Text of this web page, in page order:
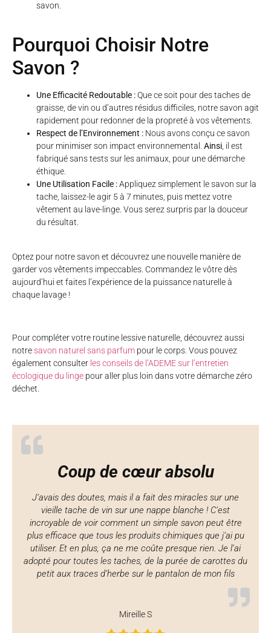
savon.
Pourquoi Choisir Notre
Savon ?
Une Efficacité Redoutable :Que ce soit pour des taches de
graisse, de vin ou d’autres résidus difficiles, notre savon agit
rapidement pour redonner de la propreté à vos vêtements.
Respect de l’Environnement : Nous avons conçu ce savon
pour minimiser son impact environnemental. Ainsi, il est
fabriqué sans tests sur les animaux, pour une démarche
éthique.
Une Utilisation Facile :Appliquez simplement le savon sur la
tache, laissez-le agir 5 à 7 minutes, puis mettez votre
vêtement au lave-linge. Vous serez surpris par la douceur
du résultat.
Optez pour notre savon et découvrez une nouvelle manière de
garder vos vêtements impeccables. Commandez le vôtre dès
aujourd’hui et faites l’expérience de la puissance naturelle à
chaque lavage !
Pour compléter votre routine lessive naturelle, découvrez aussi
notresavon naturel sans parfum pour le corps. Vous pouvez
également consulter les conseils de l’ADEME sur l’entretien
écologique du linge pour aller plus loin dans votre démarche zéro
déchet.
Coup de cœur absolu
J’avais des doutes, mais il a fait des miracles sur une
vieille tache de vin sur une nappe blanche ! C’est
incroyable de voir comment un simple savon peut être
plus efficace que tous les produits chimiques que j’ai pu
utiliser. Et en plus, ça ne me coûte presque rien. Je l’ai
adopté pour toutes les taches, de la purée de carottes du
petit aux traces d’herbe sur le pantalon de mon fils
Mireille S